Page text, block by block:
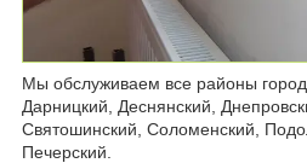
Мы обслуживаем все районы город
Дарницкий, Деснянский,
Святошинский, Соломенский,
Печерский.